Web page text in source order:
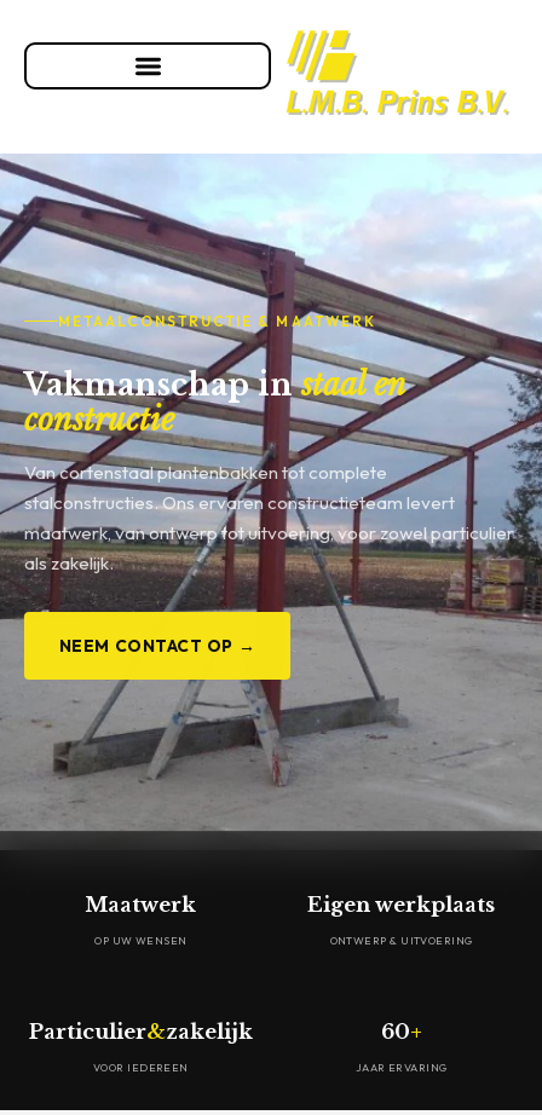
METAALCONSTRUCTIE & MAATWERK
Vakmanschap instaal en
constructie
Van cortenstaal plantenbakken tot complete
stalconstructies. Ons ervaren constructieteam levert
maatwerk, van ontwerp tot uitvoering, voor zowel particulier
als zakelijk.
NEEM CONTACT OP →
Maatwerk
OP UW WENSEN
Eigen werkplaats
ONTWERP & UITVOERING
Particulier&zakelijk
VOOR IEDEREEN
60+
JAAR ERVARING